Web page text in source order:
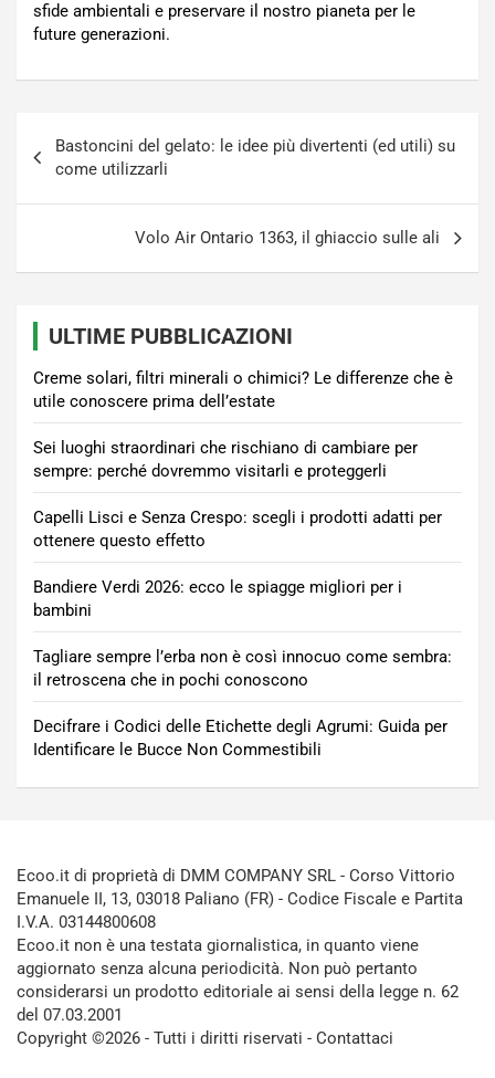
sfide ambientali e preservare il nostro pianeta per le
future generazioni.
articoli
Bastoncini del gelato: le idee più divertenti (ed utili) su
come utilizzarli
Volo Air Ontario 1363, il ghiaccio sulle ali
ULTIME PUBBLICAZIONI
Creme solari, filtri minerali o chimici? Le differenze che è
utile conoscere prima dell’estate
Sei luoghi straordinari che rischiano di cambiare per
sempre: perché dovremmo visitarli e proteggerli
Capelli Lisci e Senza Crespo: scegli i prodotti adatti per
ottenere questo effetto
Bandiere Verdi 2026: ecco le spiagge migliori per i
bambini
Tagliare sempre l’erba non è così innocuo come sembra:
il retroscena che in pochi conoscono
Decifrare i Codici delle Etichette degli Agrumi: Guida per
Identificare le Bucce Non Commestibili
Ecoo.it di proprietà di DMM COMPANY SRL - Corso Vittorio
Emanuele II, 13, 03018 Paliano (FR) - Codice Fiscale e Partita
I.V.A. 03144800608
Ecoo.it non è una testata giornalistica, in quanto viene
aggiornato senza alcuna periodicità. Non può pertanto
considerarsi un prodotto editoriale ai sensi della legge n. 62
del 07.03.2001
Copyright ©2026 - Tutti i diritti riservati - Contattaci